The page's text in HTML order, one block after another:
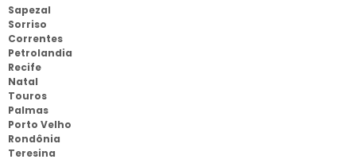
Sapezal
Sorriso
Correntes
Petrolandia
Recife
Natal
Touros
Palmas
Porto Velho
Rondônia
Teresina